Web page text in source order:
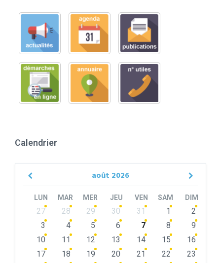
Calendrier
août 2026
Previous
LUN MAR MER JEU VEN SAM DIM
Skip
calendar
27 28 29 30 31 1
2
3
4 5 6 7 8
9
10
11 12 13 14 15
16
17
18 19 20 21 22
23